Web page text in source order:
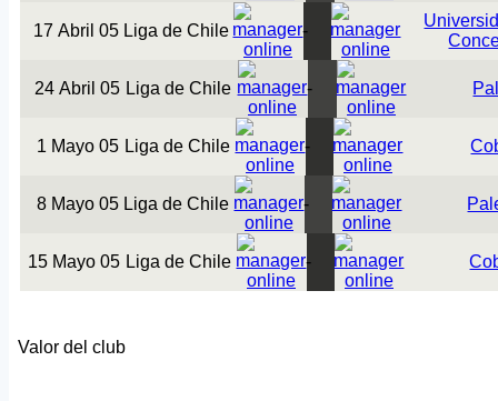
17 Abril 05 Liga de Chile -
24 Abril 05 Liga de Chile -
1 Mayo 05 Liga de Chile -
8 Mayo 05 Liga de Chile -
15 Mayo 05 Liga de Chile -
Valor del club